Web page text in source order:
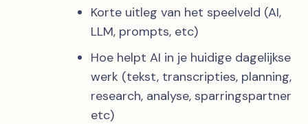
Korte uitleg van het speelveld (AI,
LLM, prompts, etc)
Hoe helpt AI in je huidige dagelijkse
werk (tekst, transcripties, planning,
research, analyse, sparringspartner
etc)